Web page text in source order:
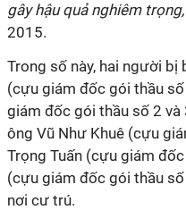
gây hậu quả nghiêm trọng,
2015.
Trong số này, hai người bị
(cựu giám đốc gói thầu
giám đốc gói thầu số 2
ông Vũ Như Khuê (cựu
Trọng Tuấn (cựu giám
(cựu giám đốc gói thầu
nơi cư trú.